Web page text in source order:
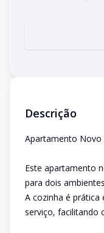
Descrição
Apartamento
Este apartamento
para dois
A cozinha é prática
serviço, facilitando